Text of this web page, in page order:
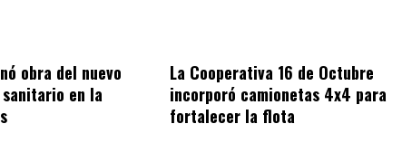
obra del nuevo
en la
La Cooperativa 16 de Octubre
incorporó camionetas 4x4 para
fortalecer la flota